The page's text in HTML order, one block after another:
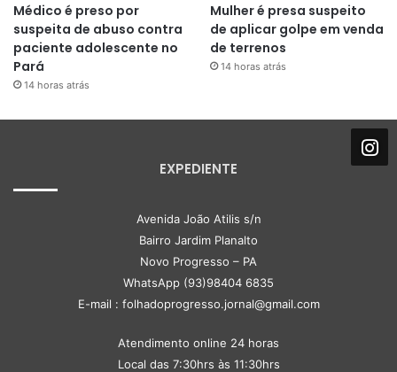
Médico é preso por
suspeita de abuso contra
paciente adolescente no
Pará
14 horas atrás
Mulher é presa suspeito
de aplicar golpe em venda
de terrenos
14 horas atrás
EXPEDIENTE
Avenida João Atilis s/n
Bairro Jardim Planalto
Novo Progresso – PA
WhatsApp (93)98404 6835
E-mail : folhadoprogresso.jornal@gmail.com
Atendimento online 24 horas
Local das 7:30hrs às 11:30hrs